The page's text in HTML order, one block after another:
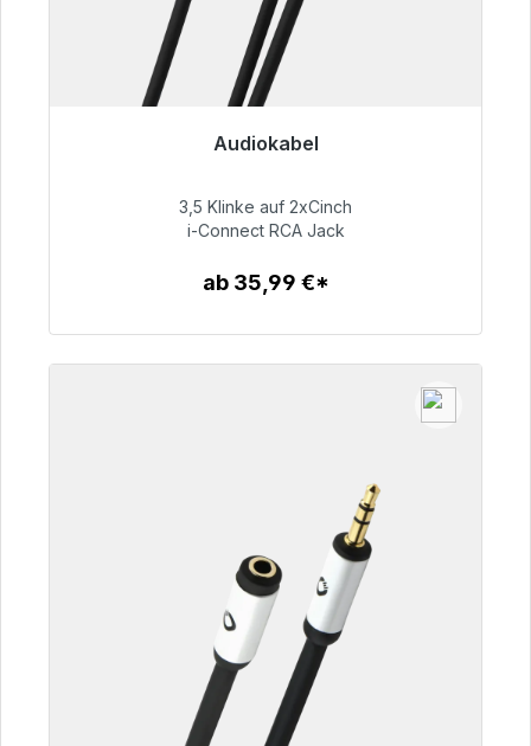
Audiokabel
51,99 €
3,5 Klinke auf 2xCinch
i-Connect RCA Jack
ab 35,99 €*